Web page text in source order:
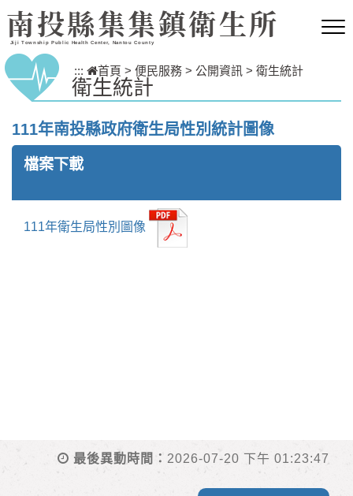
跳到主要內容區塊
南投縣集集鎮衛生所
Jiji Township Public Health Center, Nantou County
::: 首頁 > 便民服務 > 公開資訊 > 衛生統計
衛生統計
111年南投縣政府衛生局性別統計圖像
檔案下載
111年衛生局性別圖像
最後異動時間： 2026-07-20 下午 01:23:47